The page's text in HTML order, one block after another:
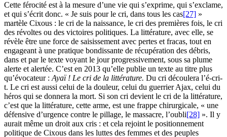
Cette férocité est à la mesure d’une vie qui s’exprime, qui s’exclame,
et qui s’écrit donc. « Je suis pour le cri, dans tous les cas[27] »
martèle Cixous : le cri de la naissance, le cri des premières fois, le cri
des révoltes ou des victoires politiques. La littérature, avec elle, se
révèle être une force de saisissement avec pertes et fracas, tout en
engageant à une pratique bondissante de récupération des débris,
dans et par le texte voyant le jour progressivement, sous sa plume
alerte et alertée. C’est en 2013 qu’elle publie un texte au titre plus
qu’évocateur : Ayaï ! Le cri de la littérature. Du cri découlera l’é-cri-
t. Le cri est aussi celui de la douleur, celui du guerrier Ajax, celui du
héros qui se donnera la mort. Si son cri devient le cri de la littérature,
c’est que la littérature, cette arme, est une frappe chirurgicale, « une
défensive d’urgence contre le pillage, le massacre, l’oubli[28] ». Il y
aurait même un droit aux cris : et cela rejoint le positionnement
politique de Cixous dans les luttes des femmes et des peuples